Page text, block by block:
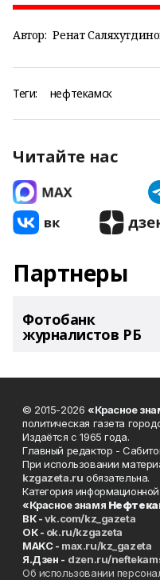
Автор: Ренат
Теги: нефтекамск
Читайте нас
Партнеры
Фотобанк
журналистов РБ
© 2015-2026 «Красное
политическая газета
Издаётся с 1965 года.
Главный редактор -
При использовании
kzgazeta.ru обязательна.
Категория
«Красное знамя
ВК -vk.com/kz_gazeta
ОК - ok.ru/kzgazeta
MAKC - max.ru/kz_gazeta
Я.Дзен - dzen.ru/
Об использовании